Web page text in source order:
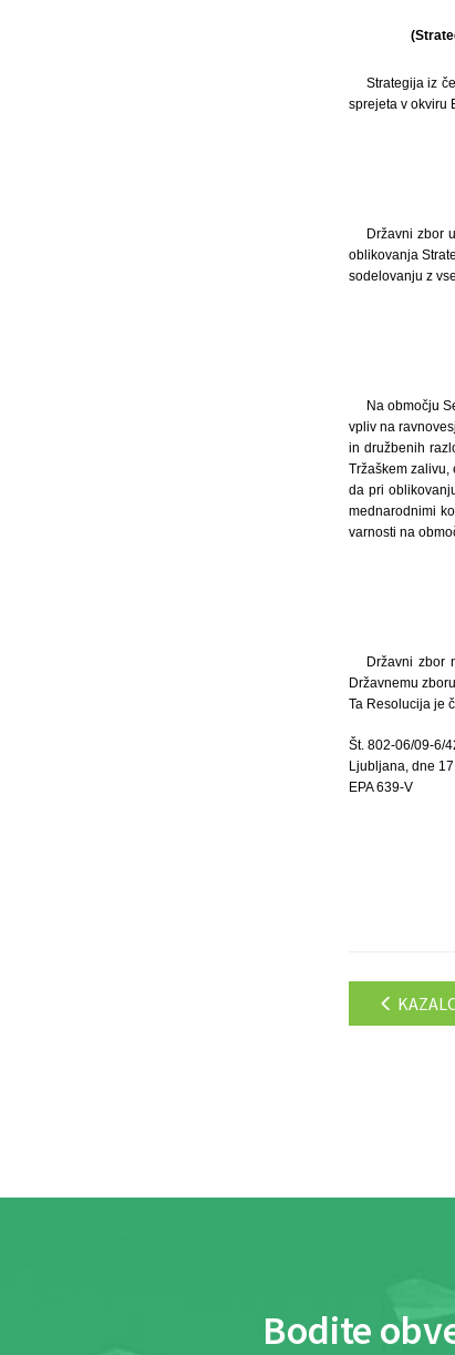
Strategija iz
sprejeta v okviru
Državni zbor
oblikovanja
sodelovanju z
Na območju
vpliv na
in družbenih
Tržaškem
da pri
mednarodnimi
varnosti na
Državni zbor
Državnemu
Ta Resolucija je
Št. 802-06/09-6/
Ljubljana, dne
EPA 639-V
Bodite